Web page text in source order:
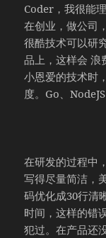
Coder，我很能
在创业，做公司
很酷技术可以研
品上，这样会 浪
小恩爱的技术时
度。Go、
在研发的过程中
写得尽量简洁，
码优化成30行清
时间，这样的错
犯过。在产品还